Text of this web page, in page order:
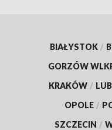
BIAŁYSTOK /
GORZÓW
KRAKÓW /
OPOLE /
SZCZECIN /